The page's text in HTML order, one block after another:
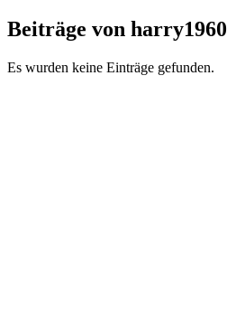
Beiträge von harry1960
Es wurden keine Einträge gefunden.